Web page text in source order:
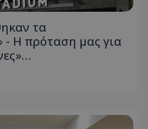
τα
- H πρόταση μας για